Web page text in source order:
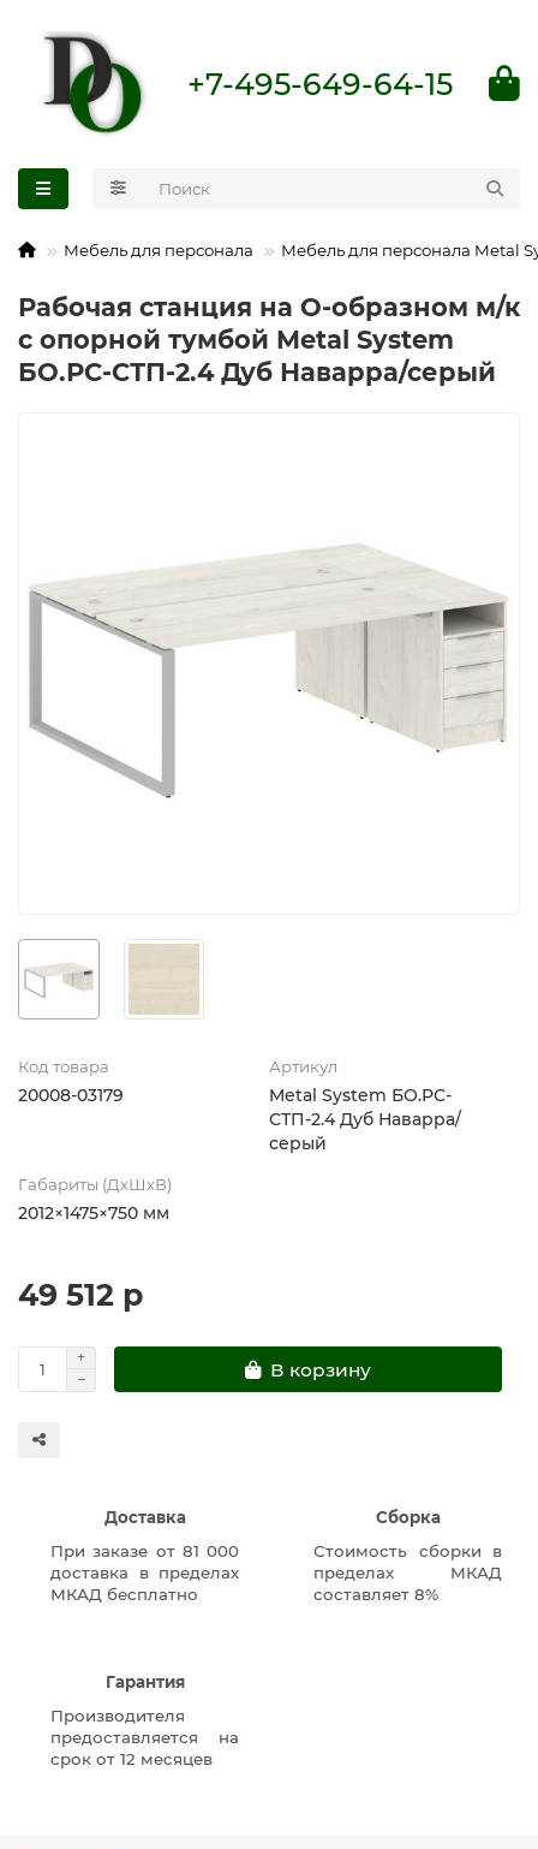
+7-495-649-64-15
Мебель для персонала Мебель для персонала Metal
Рабочая станция на О-образном м/к
с опорной тумбой Metal System
БО.РС-СТП-2.4 Дуб Наварра/серый
Код товара
20008-03179
Артикул
Metal System БО.РС-
СТП-2.4 Дуб Наварра/
серый
Габариты (ДхШхВ)
2012×1475×750 мм
49 512 р
В корзину
Доставка
При заказе от 81 000
доставка в пределах
МКАД бесплатно
Сборка
Стоимость сборки в
пределах МКАД
составляет 8%
Гарантия
Производителя
предоставляется на
срок от 12 месяцев